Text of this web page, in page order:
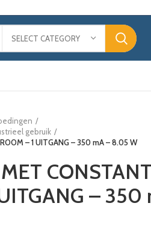
SELECT CATEGORY
gebruik
– 1 UITGANG – 350 mA – 8.05 W
– 350